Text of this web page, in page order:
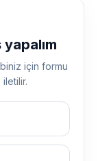
için formu